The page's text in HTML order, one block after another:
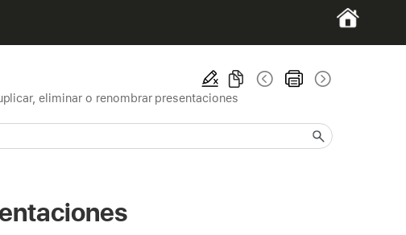
eliminar o renombrar presentaciones